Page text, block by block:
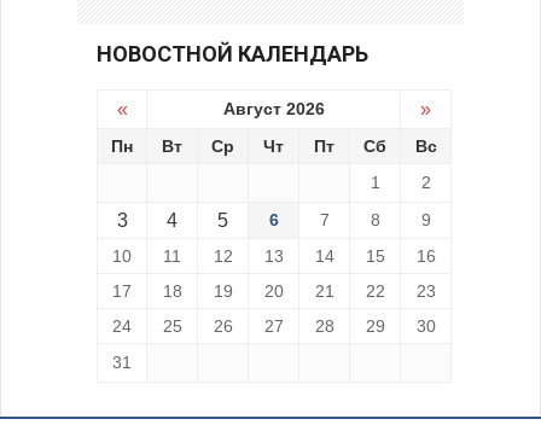
НОВОСТНОЙ КАЛЕНДАРЬ
« Август 2026 »
Пн Вт Ср Чт Пт Сб
Вс
1
2
3 4 5 6 7 8
9
10
11 12 13 14 15
16
17
18 19 20 21 22
23
24
25 26 27 28 29
30
31